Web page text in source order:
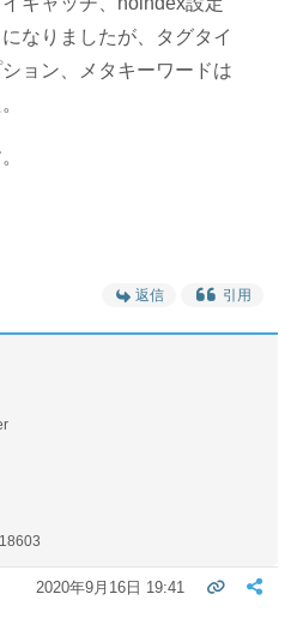
なりましたが、タグタイ
ョン、メタキーワードは
返信 引用
2020年9月16日 19:41